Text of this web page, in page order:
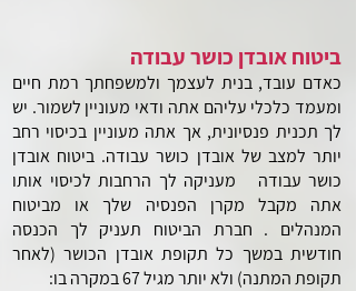
ביטוח אובדן כושר עבודה
כאדם עובד, בנית לעצמך ולמשפחתך רמת חיים
ומעמד כלכלי עליהם אתה ודאי מעוניין לשמור. יש
לך תכנית פנסיונית, אך אתה מעוניין בכיסוי רחב
יותר למצב של אובדן כושר עבודה. ביטוח אובדן
כושר עבודה מעניקה לך הרחבות לכיסוי אותו
אתה מקבל מקרן הפנסיה שלך או מביטוח
המנהלים . חברת הביטוח תעניק לך הכנסה
חודשית במשך כל תקופת אובדן הכושר (לאחר
תקופת המתנה) ולא יותר מגיל 67 במקרה בו: